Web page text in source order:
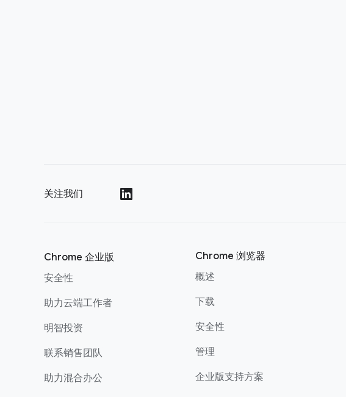
关注我们
Chrome 企业版
安全性
助力云端工作者
明智投资
联系销售团队
助力混合办公
Chrome 浏览器
概述
下载
安全性
管理
企业版支持方案